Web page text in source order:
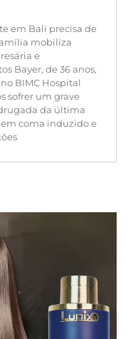
em Bali precisa de
mobiliza
e
Bayer, de 36 anos,
BIMC Hospital
sofrer um grave
da última
coma induzido e